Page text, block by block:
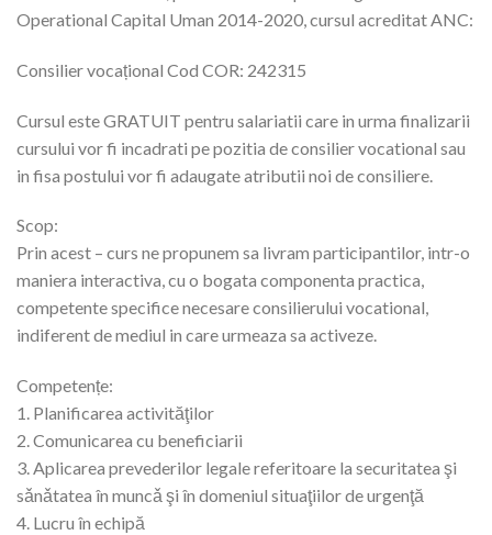
Operational Capital Uman 2014-2020, cursul acreditat ANC:
Consilier vocațional Cod COR: 242315
Cursul este GRATUIT pentru salariatii care in urma finalizarii
cursului vor fi incadrati pe pozitia de consilier vocational sau
in fisa postului vor fi adaugate atributii noi de consiliere.
Scop:
Prin acest – curs ne propunem sa livram participantilor, intr-o
maniera interactiva, cu o bogata componenta practica,
competente specifice necesare consilierului vocational,
indiferent de mediul in care urmeaza sa activeze.
Competențe:
1. Planificarea activităţilor
2. Comunicarea cu beneficiarii
3. Aplicarea prevederilor legale referitoare la securitatea şi
sǎnǎtatea în muncǎ şi în domeniul situaţiilor de urgenţă
4. Lucru în echipă